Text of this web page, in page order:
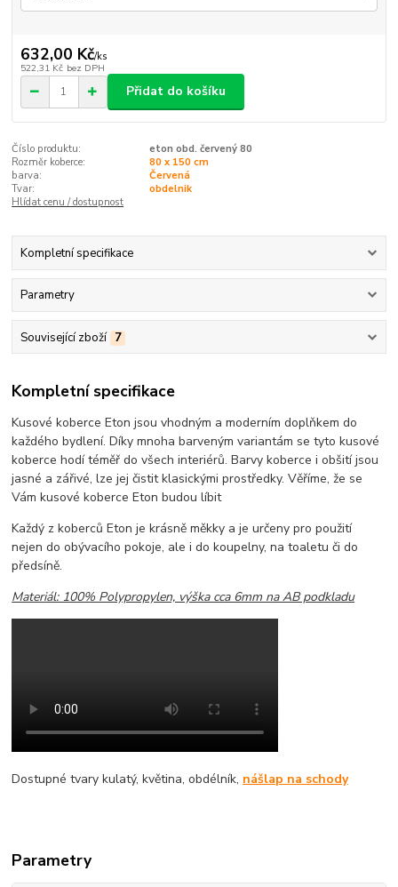
632,00 Kč/ks
522,31 Kč bez DPH
Přidat do košíku
Číslo produktu:
eton obd. červený 80
Rozměr koberce:
80 x 150 cm
barva:
Červená
Tvar:
obdelnik
Hlídat cenu / dostupnost
Kompletní specifikace
Parametry
Související zboží 7
Kompletní specifikace
Kusové koberce Eton jsou vhodným a moderním doplňkem do
každého bydlení. Díky mnoha barveným variantám se tyto kusové
koberce hodí téměř do všech interiérů. Barvy koberce i obšití jsou
jasné a zářivé, lze jej čistit klasickými prostředky. Věříme, že se
Vám kusové koberce Eton budou líbit
Každý z koberců Eton je krásně měkky a je určeny pro použití
nejen do obývacího pokoje, ale i do koupelny, na toaletu či do
předsíně.
Materiál: 100% Polypropylen, výška cca 6mm na AB podkladu
Dostupné tvary kulatý, květina, obdélník, nášlap na schody
Parametry